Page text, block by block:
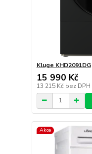
Kluge KHD2091DG
15 990 Kč
13 215 Kč bez DPH
Akce